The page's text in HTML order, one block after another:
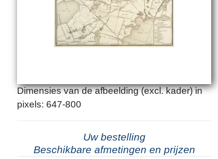
Dimensies van de afbeelding (excl. kader) in
pixels: 647-800
Uw bestelling
Beschikbare afmetingen en prijzen